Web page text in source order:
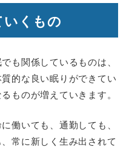
くもの
も関係しているものは、
的な良い眠りができてい
ものが増えていきます。
働いても、通勤しても、
常に新しく生み出されて